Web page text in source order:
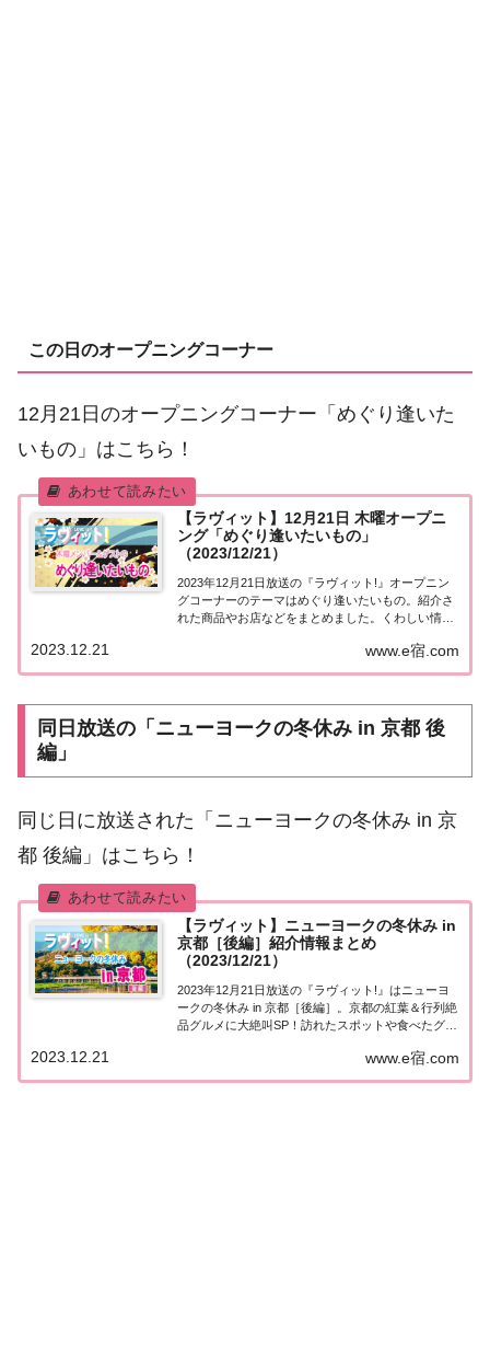
この日のオープニングコーナー
12月21日のオープニングコーナー「めぐり逢いた
いもの」はこちら！
【ラヴィット】12月21日 木曜オープニ
ング「めぐり逢いたいもの」
（2023/12/21）
2023年12月21日放送の『ラヴィット!』オープニン
グコーナーのテーマはめぐり逢いたいもの。紹介さ
れた商品やお店などをまとめました。くわしい情報
みゆきさんの名曲「時代」が発売された日。そこ
で、「♪生まれ変わってめぐり逢うよ♪」の...
www.e宿.com
2023.12.21
同日放送の「ニューヨークの冬休み in 京都 後
編」
同じ日に放送された「ニューヨークの冬休み in 京
都 後編」はこちら！
【ラヴィット】ニューヨークの冬休み in
京都［後編］紹介情報まとめ
（2023/12/21）
2023年12月21日放送の『ラヴィット!』はニューヨ
ークの冬休み in 京都［後編］。京都の紅葉＆行列絶
品グルメに大絶叫SP！訪れたスポットや食べたグル
こちら！ニューヨークの冬休み in 京都［後編］ニュ
ーヨーク・おいでやす小田・本...
www.e宿.com
2023.12.21